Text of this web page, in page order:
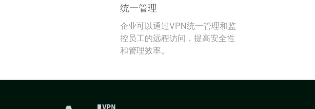
统一管理
企业可以通过VPN统一管理和监
控员工的远程访问，提高安全性
和管理效率。